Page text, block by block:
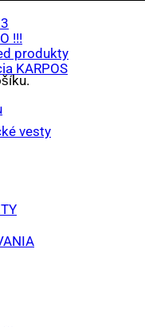
!!!
produkty
KARPOS
vesty